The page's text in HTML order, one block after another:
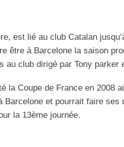
est lié au club Catalan
être à Barcelone la saison
au club dirigé par Tony parker
Coupe de France en 2008
et pourrait faire ses
la 13ème journée.